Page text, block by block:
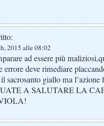
2015 alle 08:02
ad essere più
errore deve rimediare
sacrosanto giallo ma l’azione
A SALUTARE LA